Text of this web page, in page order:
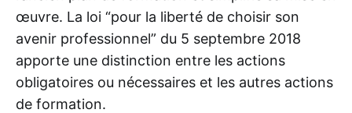
œuvre. La loi “pour la liberté de choisir son
avenir professionnel” du 5 septembre 2018
apporte une distinction entre les actions
obligatoires ou nécessaires et les autres actions
de formation.